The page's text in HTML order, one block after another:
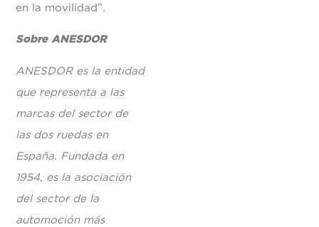
en la movilidad”.
Sobre ANESDOR
ANESDOR es la entidad
que representa a las
marcas del sector de
las dos ruedas en
España. Fundada en
1954, es la asociación
del sector de la
automoción más